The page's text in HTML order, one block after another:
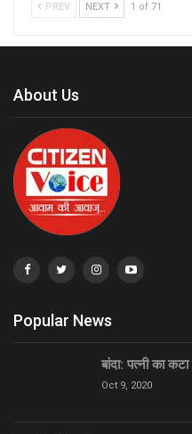
PREV NEXT 1 of 71
About Us
Popular News
बांदा: पत्नी का
Oct 9, 2020